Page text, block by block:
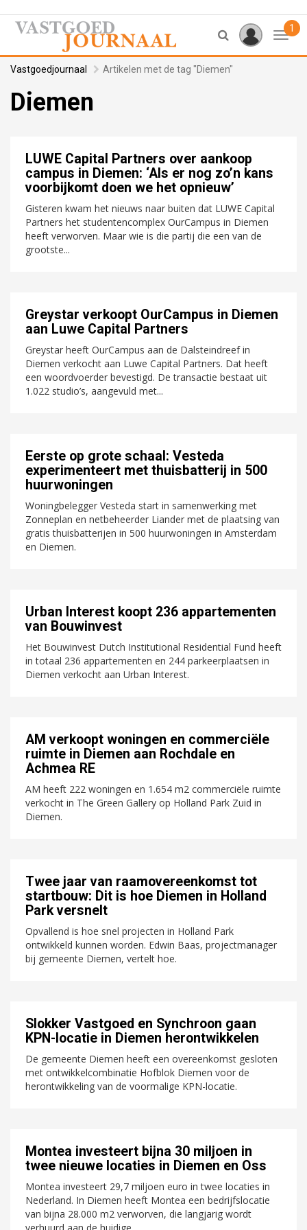
1
Vastgoedjournaal Artikelen met de tag "Diemen"
Diemen
LUWE Capital Partners over aankoop
campus in Diemen: ‘Als er nog zo’n kans
voorbijkomt doen we het opnieuw’
Gisteren kwam het nieuws naar buiten dat LUWE Capital
Partners het studentencomplex OurCampus in Diemen
heeft verworven. Maar wie is die partij die een van de
grootste...
Greystar verkoopt OurCampus in Diemen
aan Luwe Capital Partners
Greystar heeft OurCampus aan de Dalsteindreef in
Diemen verkocht aan Luwe Capital Partners. Dat heeft
een woordvoerder bevestigd. De transactie bestaat uit
1.022 studio’s, aangevuld met...
Eerste op grote schaal: Vesteda
experimenteert met thuisbatterij in 500
huurwoningen
Woningbelegger Vesteda start in samenwerking met
Zonneplan en netbeheerder Liander met de plaatsing van
gratis thuisbatterijen in 500 huurwoningen in Amsterdam
en Diemen.
Urban Interest koopt 236 appartementen
van Bouwinvest
Het Bouwinvest Dutch Institutional Residential Fund heeft
in totaal 236 appartementen en 244 parkeerplaatsen in
Diemen verkocht aan Urban Interest.
AM verkoopt woningen en commerciële
ruimte in Diemen aan Rochdale en
Achmea RE
AM heeft 222 woningen en 1.654 m2 commerciële ruimte
verkocht in The Green Gallery op Holland Park Zuid in
Diemen.
Twee jaar van raamovereenkomst tot
startbouw: Dit is hoe Diemen in Holland
Park versnelt
Opvallend is hoe snel projecten in Holland Park
ontwikkeld kunnen worden. Edwin Baas, projectmanager
bij gemeente Diemen, vertelt hoe.
Slokker Vastgoed en Synchroon gaan
KPN-locatie in Diemen herontwikkelen
De gemeente Diemen heeft een overeenkomst gesloten
met ontwikkelcombinatie Hofblok Diemen voor de
herontwikkeling van de voormalige KPN-locatie.
Montea investeert bijna 30 miljoen in
twee nieuwe locaties in Diemen en Oss
Montea investeert 29,7 miljoen euro in twee locaties in
Nederland. In Diemen heeft Montea een bedrijfslocatie
van bijna 28.000 m2 verworven, die langjarig wordt